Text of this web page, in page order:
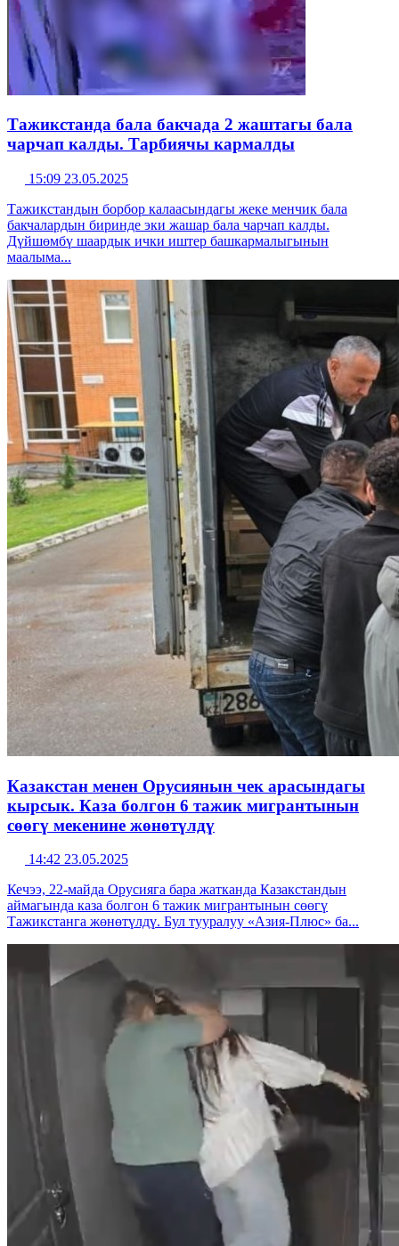
Тажикстанда бала бакчада 2 жаштагы бала
чарчап калды. Тарбиячы кармалды
15:09 23.05.2025
Тажикстандын борбор калаасындагы жеке менчик бала
бакчалардын биринде эки жашар бала чарчап калды.
Дүйшөмбү шаардык ички иштер башкармалыгынын
маалыма...
Казакстан менен Орусиянын чек арасындагы
кырсык. Каза болгон 6 тажик мигрантынын
сөөгү мекенине жөнөтүлдү
14:42 23.05.2025
Кечээ, 22-майда Орусияга бара жатканда Казакстандын
аймагында каза болгон 6 тажик мигрантынын сөөгү
Тажикстанга жөнөтүлдү. Бул тууралуу «Азия-Плюс» ба...